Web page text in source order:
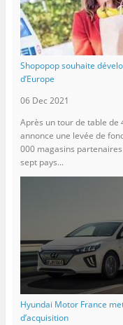
Shopopop souhaite
d’Europe
06 Dec 2021
Après un tour de table de
annonce une levée de
000 magasins
sept pays...
Hyundai Motor France
d’acquisition